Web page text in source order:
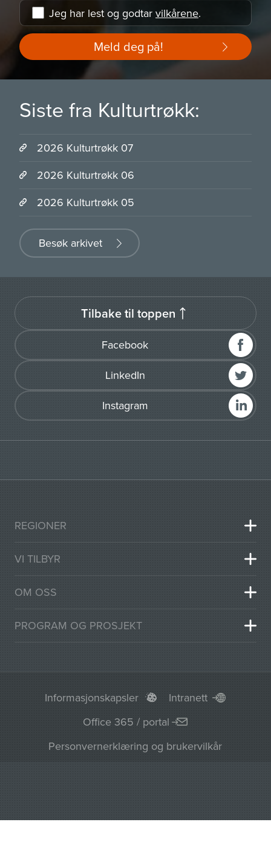
Jeg har lest og godtar vilkårene.
Meld deg på!
Siste fra Kulturtrøkk:
2026 Kulturtrøkk 07
2026 Kulturtrøkk 06
2026 Kulturtrøkk 05
Besøk arkivet
Facebook
LinkedIn
Instagram
Tilbake til toppen
REGIONER
VI TILBYR
OM OSS
PROGRAM OG PROSJEKT
Informasjonskapsler
Intranett
Office 365 / portal
Personvernerklæring og brukervilkår